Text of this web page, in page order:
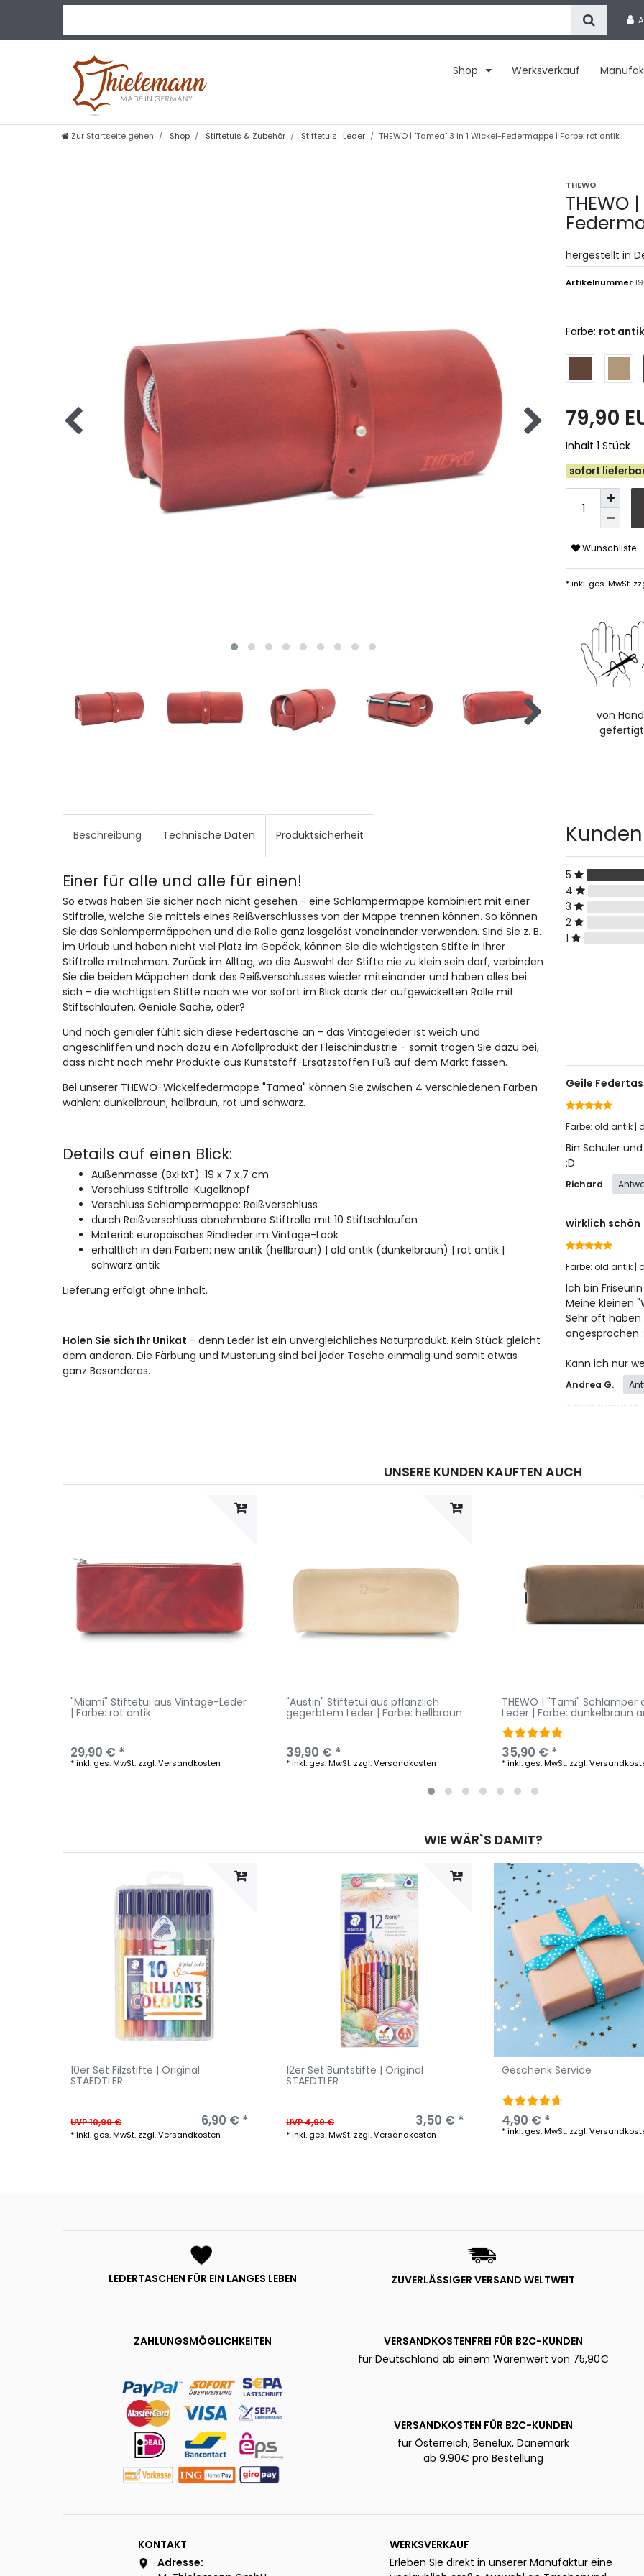
Shop Werksverkauf
Zur Startseite gehen Shop Stiftetuis & Zubehör Stiftetuis_Leder THEWO | "Tamea" 3 in 1 Wickel-Federmappe | Farbe: rot antik
THEWO
THEWO
hergestellt in
Artikelnummer
Farbe: rot antik
79,90
Inhalt 1 Stück
sofort
Wunschliste
* inkl. ges. MwSt.
von Hand
gefertigt
Beschreibung Technische Daten Produktsicherheit
Einer für alle und alle für einen!
So etwas haben Sie sicher noch nicht gesehen - eine Schlampermappe kombiniert mit einer
Stiftrolle, welche Sie mittels eines Reißverschlusses von der Mappe trennen können. So können
Sie das Schlampermäppchen und die Rolle ganz losgelöst voneinander verwenden. Sind Sie z. B.
im Urlaub und haben nicht viel Platz im Gepäck, können Sie die wichtigsten Stifte in Ihrer
Stiftrolle mitnehmen. Zurück im Alltag, wo die Auswahl der Stifte nie zu klein sein darf, verbinden
Sie die beiden Mäppchen dank des Reißverschlusses wieder miteinander und haben alles bei
sich - die wichtigsten Stifte nach wie vor sofort im Blick dank der aufgewickelten Rolle mit
Stiftschlaufen. Geniale Sache, oder?
Und noch genialer fühlt sich diese Federtasche an - das Vintageleder ist weich und
angeschliffen und noch dazu ein Abfallprodukt der Fleischindustrie - somit tragen Sie dazu bei,
dass nicht noch mehr Produkte aus Kunststoff-Ersatzstoffen Fuß auf dem Markt fassen.
Bei unserer THEWO-Wickelfedermappe "Tamea" können Sie zwischen 4 verschiedenen Farben
wählen: dunkelbraun, hellbraun, rot und schwarz.
Details auf einen Blick:
Außenmasse (BxHxT): 19 x 7 x 7 cm
Verschluss Stiftrolle: Kugelknopf
Verschluss Schlampermappe: Reißverschluss
durch Reißverschluss abnehmbare Stiftrolle mit 10 Stiftschlaufen
Material: europäisches Rindleder im Vintage-Look
erhältlich in den Farben: new antik (hellbraun) | old antik (dunkelbraun) | rot antik |
schwarz antik
Lieferung erfolgt ohne Inhalt.
Holen Sie sich Ihr Unikat - denn Leder ist ein unvergleichliches Naturprodukt. Kein Stück gleicht
dem anderen. Die Färbung und Musterung sind bei jeder Tasche einmalig und somit etwas
ganz Besonderes.
5
4
3
2
1
Geile
Farbe: old antik |
Bin Schüler
:D
Richard
wirklich schön
Farbe: old antik |
Ich bin
Meine kleinen
Sehr oft
angesprochen
Kann ich nur
Andrea G.
UNSERE KUNDEN KAUFTEN AUCH
"Miami" Stiftetui aus Vintage-Leder
| Farbe: rot antik
29,90 € *
*inkl. ges. MwSt. zzgl.Versandkosten
"Austin" Stiftetui aus pflanzlich
gegerbtem Leder | Farbe: hellbraun
39,90 € *
*inkl. ges. MwSt. zzgl.Versandkosten
THEWO | "Tami" Schlamper
Leder | Farbe: dunkelbraun
35,90 € *
*inkl. ges. MwSt. zzgl.
WIE WÄR`S DAMIT?
10er Set Filzstifte | Original
STAEDTLER
UVP 10,90 € 6,90 € *
*inkl. ges. MwSt. zzgl.Versandkosten
12er Set Buntstifte | Original
STAEDTLER
UVP 4,90 € 3,50 € *
*inkl. ges. MwSt. zzgl.Versandkosten
Geschenk Service
4,90 € *
*inkl. ges. MwSt. zzgl.
LEDERTASCHEN FÜR EIN LANGES LEBEN ZUVERLÄSSIGER VERSAND WELTWEIT
ZAHLUNGSMÖGLICHKEITEN
VERSANDKOSTENFREI FÜR B2C-KUNDEN
für Deutschland ab einem Warenwert von 75,90€
VERSANDKOSTEN FÜR B2C-KUNDEN
für Österreich, Benelux, Dänemark
ab 9,90€ pro Bestellung
KONTAKT
Adresse:
WERKSVERKAUF
Erleben Sie direkt in unserer Manufaktur eine